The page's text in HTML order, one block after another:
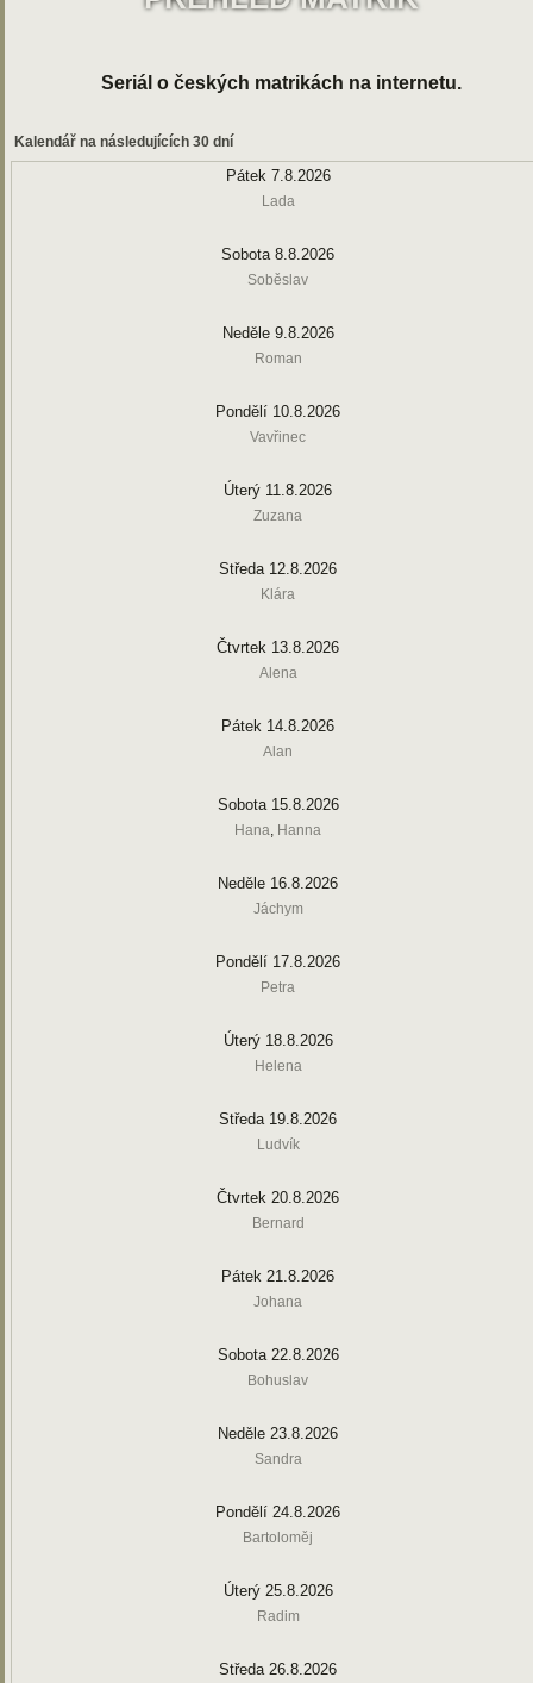
Seriál o českých matrikách na internetu.
Kalendář na následujících 30 dní
Pátek 7.8.2026
Lada
Sobota 8.8.2026
Soběslav
Neděle 9.8.2026
Roman
Pondělí 10.8.2026
Vavřinec
Úterý 11.8.2026
Zuzana
Středa 12.8.2026
Klára
Čtvrtek 13.8.2026
Alena
Pátek 14.8.2026
Alan
Sobota 15.8.2026
Hana, Hanna
Neděle 16.8.2026
Jáchym
Pondělí 17.8.2026
Petra
Úterý 18.8.2026
Helena
Středa 19.8.2026
Ludvík
Čtvrtek 20.8.2026
Bernard
Pátek 21.8.2026
Johana
Sobota 22.8.2026
Bohuslav
Neděle 23.8.2026
Sandra
Pondělí 24.8.2026
Bartoloměj
Úterý 25.8.2026
Radim
Středa 26.8.2026